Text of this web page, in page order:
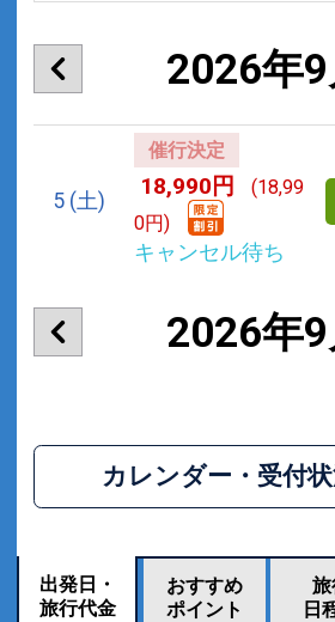
2026年9
5 (土)
催行決定
18,990円
(18,99
0円)
キャンセル待ち
2026年9
カレンダー・受付
出発日・
旅行代金
おすすめ
ポイント
日